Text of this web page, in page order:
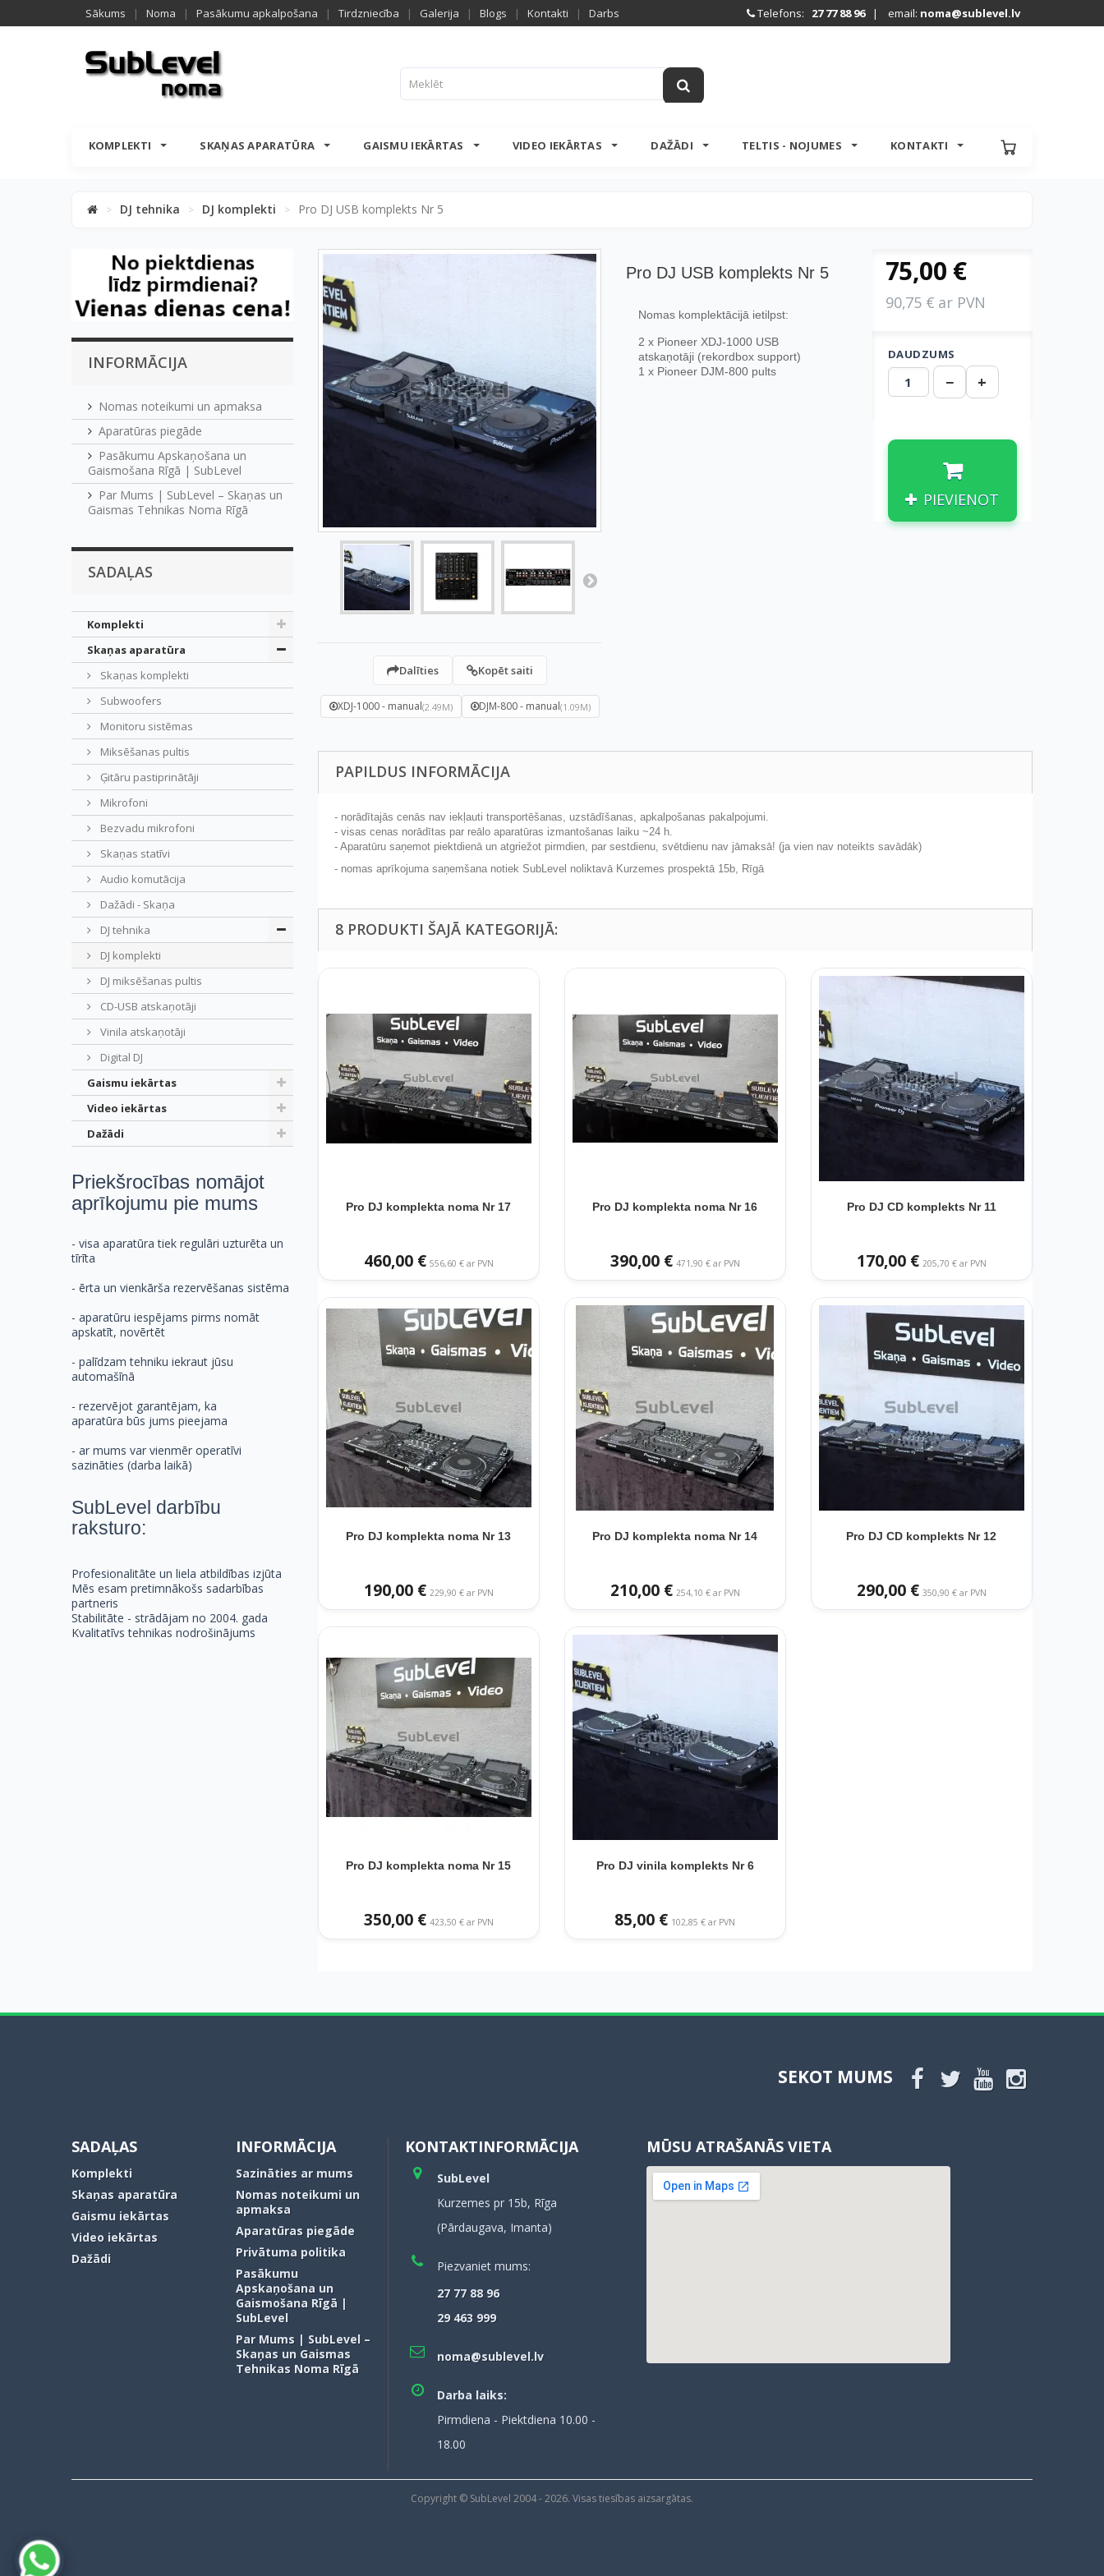
Sākums | Noma | Pasākumu apkalpošana | Tirdzniecība | Galerija | Blogs | Kontakti | Darbs Telefons: 27 77 88 96| email: noma@sublevel.lv
KOMPLEKTI SKAŅAS APARATŪRA GAISMU IEKĀRTAS VIDEO IEKĀRTAS DAŽĀDI TELTIS - NOJUMES KONTAKTI
> DJ tehnika > DJ komplekti > Pro DJ USB komplekts Nr 5
INFORMĀCIJA
Nomas noteikumi un apmaksa
Aparatūras piegāde
Pasākumu Apskaņošana un
Gaismošana Rīgā | SubLevel
Par Mums | SubLevel – Skaņas un
Gaismas Tehnikas Noma Rīgā
SADAĻAS
Komplekti
Skaņas aparatūra
Skaņas komplekti
Subwoofers
Monitoru sistēmas
Miksēšanas pultis
Ģitāru pastiprinātāji
Mikrofoni
Bezvadu mikrofoni
Skaņas statīvi
Audio komutācija
Dažādi - Skaņa
DJ tehnika
DJ komplekti
DJ miksēšanas pultis
CD-USB atskaņotāji
Vinila atskaņotāji
Digital DJ
Gaismu iekārtas
Video iekārtas
Dažādi
Priekšrocības nomājot
aprīkojumu pie mums
- visa aparatūra tiek regulāri uzturēta un
tīrīta
- ērta un vienkārša rezervēšanas sistēma
- aparatūru iespējams pirms nomāt
apskatīt, novērtēt
- palīdzam tehniku iekraut jūsu
automašīnā
- rezervējot garantējam, ka
aparatūra būs jums pieejama
- ar mums var vienmēr operatīvi
sazināties (darba laikā)
SubLevel darbību
raksturo:
Profesionalitāte un liela atbildības izjūta
Mēs esam pretimnākošs sadarbības
partneris
Stabilitāte - strādājam no 2004. gada
Kvalitatīvs tehnikas nodrošinājums
Dalīties Kopēt saiti
XDJ-1000 - manual(2.49M) DJM-800 - manual(1.09M)
Pro DJ USB komplekts Nr 5
Nomas komplektācijā ietilpst:
2 x Pioneer XDJ-1000 USB
atskaņotāji (rekordbox support)
1 x Pioneer DJM-800 pults
75,00 €
90,75 € ar PVN
DAUDZUMS
− +
PIEVIENOT
PAPILDUS INFORMĀCIJA
- norādītajās cenās nav iekļauti transportēšanas, uzstādīšanas, apkalpošanas pakalpojumi.
- visas cenas norādītas par reālo aparatūras izmantošanas laiku ~24 h.
- Aparatūru saņemot piektdienā un atgriežot pirmdien, par sestdienu, svētdienu nav jāmaksā! (ja vien nav noteikts savādāk)
- nomas aprīkojuma saņemšana notiek SubLevel noliktavā Kurzemes prospektā 15b, Rīgā
8 PRODUKTI ŠAJĀ KATEGORIJĀ:
Pro DJ komplekta noma Nr 17
460,00 € 556,60 € ar PVN
Pro DJ komplekta noma Nr 16
390,00 € 471,90 € ar PVN
Pro DJ CD komplekts Nr 11
170,00 € 205,70 € ar PVN
Pro DJ komplekta noma Nr 13
190,00 € 229,90 € ar PVN
Pro DJ komplekta noma Nr 14
210,00 € 254,10 € ar PVN
Pro DJ CD komplekts Nr 12
290,00 € 350,90 € ar PVN
Pro DJ komplekta noma Nr 15
350,00 € 423,50 € ar PVN
Pro DJ vinila komplekts Nr 6
85,00 € 102,85 € ar PVN
SEKOT MUMS
SADAĻAS
Komplekti
Skaņas aparatūra
Gaismu iekārtas
Video iekārtas
Dažādi
INFORMĀCIJA
Sazināties ar mums
Nomas noteikumi un
apmaksa
Aparatūras piegāde
Privātuma politika
Pasākumu
Apskaņošana un
Gaismošana Rīgā |
SubLevel
Par Mums | SubLevel –
Skaņas un Gaismas
Tehnikas Noma Rīgā
KONTAKTINFORMĀCIJA
SubLevel
Kurzemes pr 15b, Rīga
(Pārdaugava, Imanta)
Piezvaniet mums:
27 77 88 96
29 463 999
noma@sublevel.lv
Darba laiks:
Pirmdiena - Piektdiena 10.00 -
18.00
MŪSU ATRAŠANĀS VIETA
Copyright © SubLevel 2004 -2026. Visas tiesības aizsargātas.